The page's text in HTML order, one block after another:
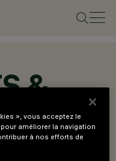
&
», vous acceptez le
améliorer la navigation
à nos efforts de